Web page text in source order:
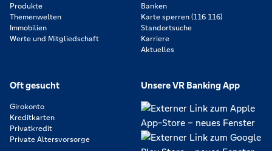
Produkte
Themenwelten
Immobilien
Werte und Mitgliedschaft
Banken
Karte sperren (116 116)
Standortsuche
Karriere
Aktuelles
Oft gesucht
Girokonto
Kreditkarten
Privatkredit
Private Altersvorsorge
Unsere VR Banking App